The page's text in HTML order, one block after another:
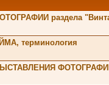
раздела
терминология
ФОТОГРАФИЙ